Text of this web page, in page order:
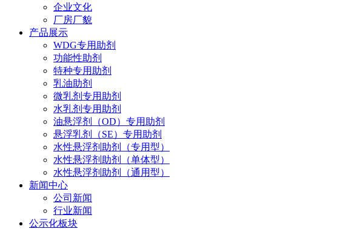
企业文化
厂房厂貌
产品展示
WDG专用助剂
功能性助剂
特种专用助剂
乳油助剂
微乳剂专用助剂
水乳剂专用助剂
油悬浮剂（OD）专用助剂
悬浮乳剂（SE）专用助剂
水性悬浮剂助剂（专用型）
水性悬浮剂助剂（单体型）
水性悬浮剂助剂（通用型）
新闻中心
公司新闻
行业新闻
公示化板块